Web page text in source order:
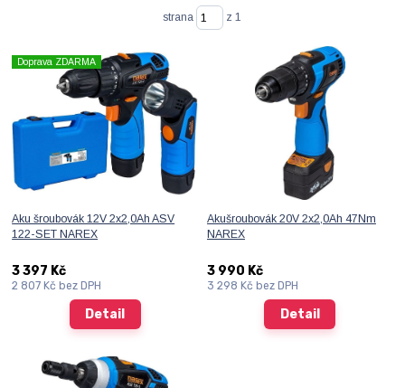
strana z 1
Doprava ZDARMA
Aku šroubovák 12V 2x2,0Ah ASV
122-SET NAREX
3 397 Kč
2 807 Kč bez DPH
Detail
Akušroubovák 20V 2x2,0Ah 47Nm
NAREX
3 990 Kč
3 298 Kč bez DPH
Detail